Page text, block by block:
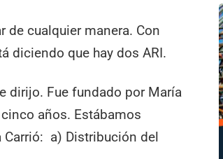
de cualquier manera. Con
diciendo que hay dos ARI.
dirijo. Fue fundado por María
años. Estábamos
Carrió: a) Distribución del